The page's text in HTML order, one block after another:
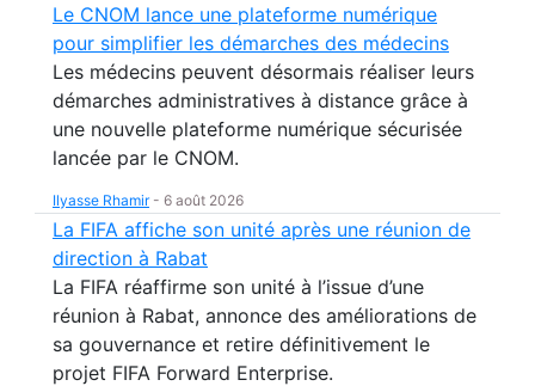
Le CNOM lance une plateforme numérique
pour simplifier les démarches des médecins
Les médecins peuvent désormais réaliser leurs
démarches administratives à distance grâce à
une nouvelle plateforme numérique sécurisée
lancée par le CNOM.
Ilyasse Rhamir- 6 août 2026
La FIFA affiche son unité après une réunion de
direction à Rabat
La FIFA réaffirme son unité à l’issue d’une
réunion à Rabat, annonce des améliorations de
sa gouvernance et retire définitivement le
projet FIFA Forward Enterprise.